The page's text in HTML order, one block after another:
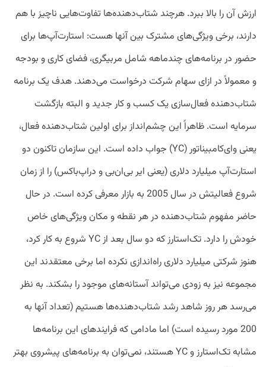
ارزش آن را بالا ببرد. هرچند شتاب‌دهنده‌ها تفاوت‌هایی ناچیز با هم
دارند، برخی ویژگی‌های مشترک بین آنها هست: استارت‌آپ‌ها برای
حضور در برنامه‌های چندماهه شامل مربیگری، فضای کاری و بودجه
و معمولاً در ازای سهام شرکت درخواست می‌دهند. هدف یک برنامه
شتاب‌دهنده فعال‌سازی یک کسب‌ و کار جدید و البته بازگشت
سرمایه است. ظاهراً این چشم‌انداز برای اولین شتاب‌دهنده فعال،
یعنی وای‌کامبیناتور (YC) جواب داده است. این سازمان تاکنون دو
استارت‌آپ میلیارد دلاری (یعنی ایر بی‌ان‌بی و دراپ‌باکس) را از زمان
شروع فعالیتش در سال 2005 به بازار معرفی کرده است. در حال
حاضر مفهوم شتاب‌دهنده در هر نقطه و مکان ویژگی‌های خاص
خودش را دارد. تک‌استارز که دو سال بعد از YC شروع به کار کرد،
هنوز شرکتی میلیارد دلاری راه‌اندازی نکرده اما برخی معتقدند این
مجموعه نیز به زودی می‌تواند آستانه‌های موجود را بشکند. به نظر
می‌رسد هر روز شاهد رشد شتاب‌دهنده‌ها هستیم (تعداد آنها به
200 مورد رسیده است) اما مادامی که فرایندهای این برنامه‌ها
مشابه تک‌استارز و YC هستند، نمی‌توان به برنامه‌های پیشروی بهتر